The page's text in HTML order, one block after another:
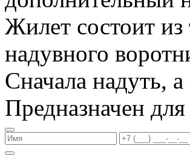
Жилет состоит
надувного
Сначала надуть, а
Предназначен